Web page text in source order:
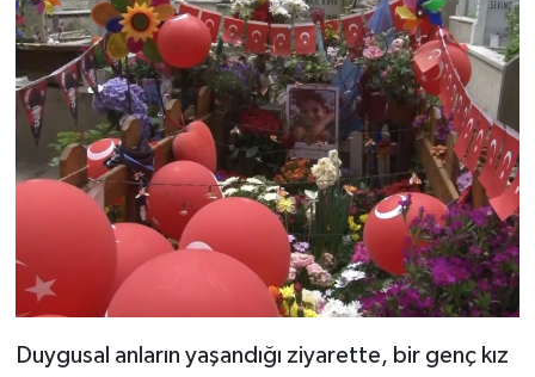
Duygusal anların yaşandığı ziyarette, bir genç kız